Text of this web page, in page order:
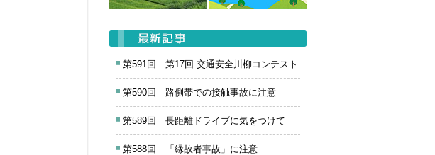
第591回 第17回 交通安全川柳コンテスト
第590回 路側帯での接触事故に注意
第589回 長距離ドライブに気をつけて
第588回 「縁故者事故」に注意